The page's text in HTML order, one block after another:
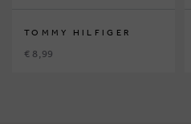
TOMMY HILFIGER
€ 8,99